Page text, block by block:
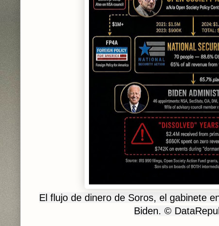
El flujo de dinero de Soros, el gabinete
Biden. ©